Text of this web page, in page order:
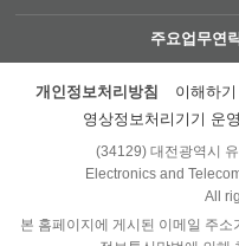
주요업무연
개인정보처리방침 이해하
영상정보처리기기 운
(34129) 대전광역시
Electronics and
All
본 홈페이지에 게시된 이메일 주소